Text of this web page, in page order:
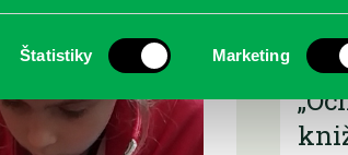
Štatistiky Marketing